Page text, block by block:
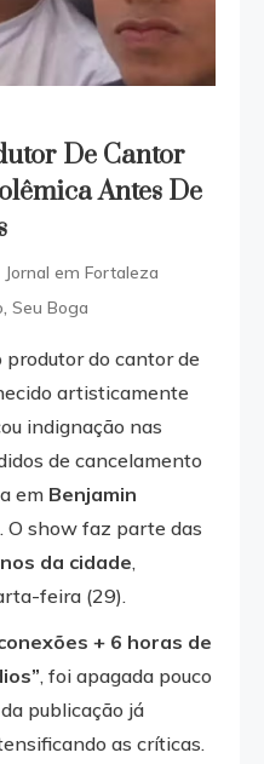
De Cantor
Antes De
Jornal em Fortaleza
, Seu Boga
do cantor de
artisticamente
indignação nas
de cancelamento
em Benjamin
. O show faz parte das
da cidade,
feira (29).
+ 6 horas de
, foi apagada pouco
publicação já
as críticas.